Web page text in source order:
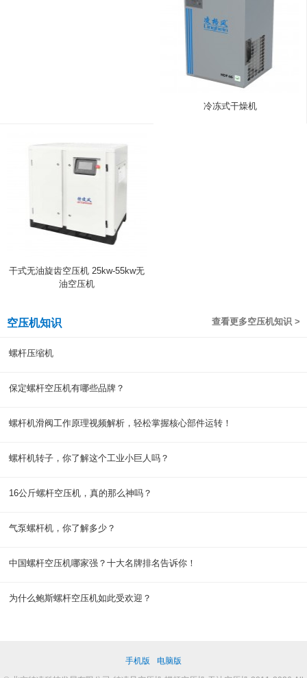
冷冻式干燥机
干式无油旋齿空压机 25kw-55kw无
油空压机
查看更多空压机知识 >
空压机知识
螺杆压缩机
保定螺杆空压机有哪些品牌？
螺杆机滑阀工作原理视频解析，轻松掌握核心部件运转！
螺杆机转子，你了解这个工业小巨人吗？
16公斤螺杆空压机，真的那么神吗？
气泵螺杆机，你了解多少？
中国螺杆空压机哪家强？十大名牌排名告诉你！
为什么鲍斯螺杆空压机如此受欢迎？
手机版
电脑版